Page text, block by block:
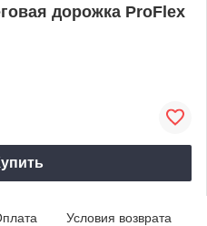
дорожка ProFlex
Условия возврата